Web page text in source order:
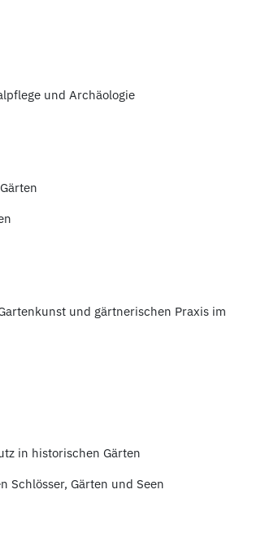
und Archäologie
und gärtnerischen Praxis im
in historischen Gärten
Schlösser, Gärten und Seen